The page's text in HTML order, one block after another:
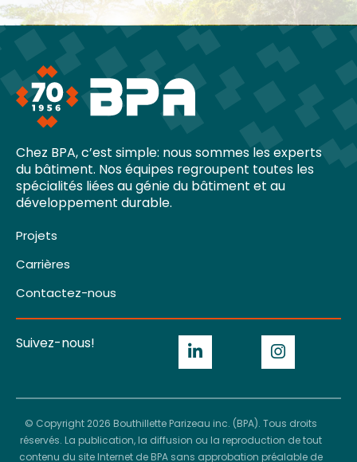
Chez BPA, c’est simple: nous sommes les experts
du bâtiment. Nos équipes regroupent toutes les
spécialités liées au génie du bâtiment et au
développement durable.
Projets
Carrières
Contactez-nous
Suivez-nous!
© Copyright 2026 Bouthillette Parizeau inc. (BPA). Tous droits
réservés. La publication, la diffusion ou la reproduction de tout
contenu du site Internet de BPA sans approbation préalable de